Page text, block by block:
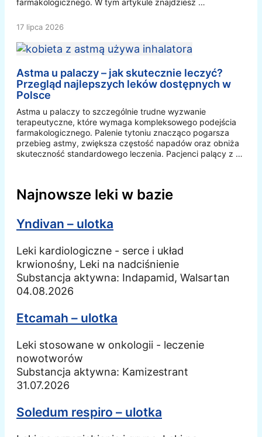
farmakologicznego. W tym artykule znajdziesz …
17 lipca 2026
Astma u palaczy – jak skutecznie leczyć?
Przegląd najlepszych leków dostępnych w
Polsce
Astma u palaczy to szczególnie trudne wyzwanie
terapeutyczne, które wymaga kompleksowego podejścia
farmakologicznego. Palenie tytoniu znacząco pogarsza
przebieg astmy, zwiększa częstość napadów oraz obniża
skuteczność standardowego leczenia. Pacjenci palący z …
Najnowsze leki w bazie
Yndivan – ulotka
Leki kardiologiczne - serce i układ
krwionośny, Leki na nadciśnienie
Substancja aktywna: Indapamid, Walsartan
04.08.2026
Etcamah – ulotka
Leki stosowane w onkologii - leczenie
nowotworów
Substancja aktywna: Kamizestrant
31.07.2026
Soledum respiro – ulotka